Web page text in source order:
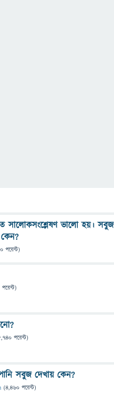
সালোকসংশ্লেষণ ভালো হয়। সবুজ
পয়েন্ট)
পয়েন্ট)
পয়েন্ট)
সবুজ দেখায় কেন?
(4,460 পয়েন্ট)